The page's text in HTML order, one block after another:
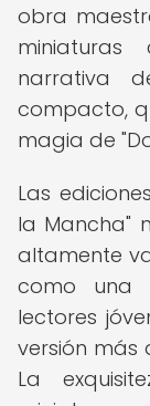
obra
narrativa
compacto,
magia de
Las
la Mancha"
altamente
como una
lectores
versión más
La